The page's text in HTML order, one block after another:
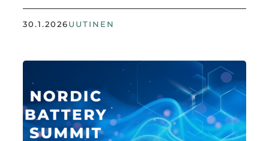
30.1.2026UUTINEN